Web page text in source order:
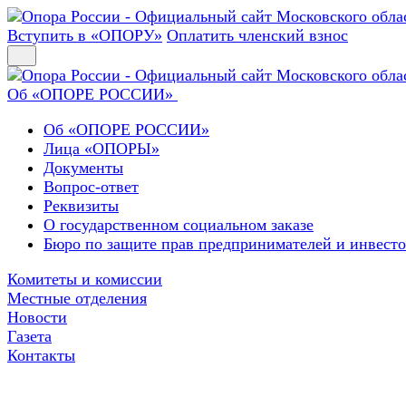
Вступить в «ОПОРУ» Оплатить членский взнос
Об «ОПОРЕ РОССИИ»
Об «ОПОРЕ РОССИИ»
Лица «ОПОРЫ»
Документы
Вопрос-ответ
Реквизиты
О государственном социальном заказе
Бюро по защите прав предпринимателей и
Комитеты и комиссии
Местные отделения
Новости
Газета
Контакты